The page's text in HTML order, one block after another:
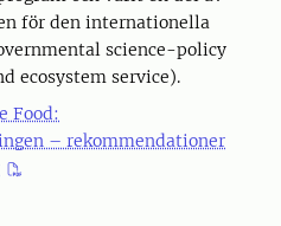
för den internationella
science-policy
ecosystem service).
Food:
– rekommendationer